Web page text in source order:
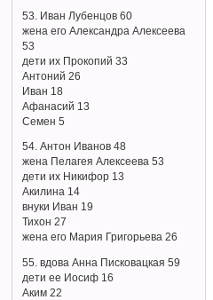
53. Иван Лубенцов 60
жена его Александра Алексеева
53
дети их Прокопий 33
Антоний 26
Иван 18
Афанасий 13
Семен 5
54. Антон Иванов 48
жена Пелагея Алексеева 53
дети их Никифор 13
Акилина 14
внуки Иван 19
Тихон 27
жена его Мария Григорьева 26
55. вдова Анна Писковацкая 59
дети ее Иосиф 16
Аким 22